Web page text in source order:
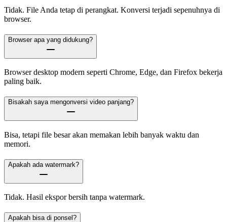
Tidak. File Anda tetap di perangkat. Konversi terjadi sepenuhnya di
browser.
Browser apa yang didukung?
Browser desktop modern seperti Chrome, Edge, dan Firefox bekerja
paling baik.
Bisakah saya mengonversi video panjang?
Bisa, tetapi file besar akan memakan lebih banyak waktu dan
memori.
Apakah ada watermark?
Tidak. Hasil ekspor bersih tanpa watermark.
Apakah bisa di ponsel?